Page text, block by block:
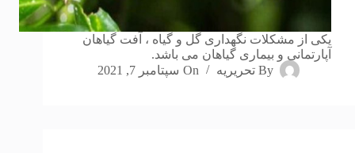
یکی از مشکلات نگهداری گل و گیاه ، آفت گیاهان
آپارتمانی و بیماری گیاهان می باشد.
By تحریریه On سپتامبر 7, 2021